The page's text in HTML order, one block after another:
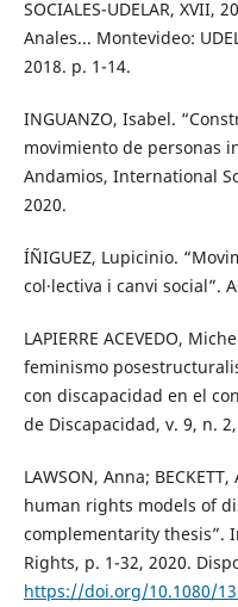
SOCIALES-UDELAR, XVII,
Anales... Montevideo:
2018. p. 1-14.
INGUANZO, Isabel.
movimiento de personas
Andamios, International
2020.
ÍÑIGUEZ, Lupicinio.
col·lectiva i canvi social”.
LAPIERRE ACEVEDO,
feminismo
con discapacidad en el
de Discapacidad, v. 9, n.
LAWSON, Anna;
human rights models of
complementarity thesis”.
Rights, p. 1-32, 2020.
https://doi.org/10.1080/